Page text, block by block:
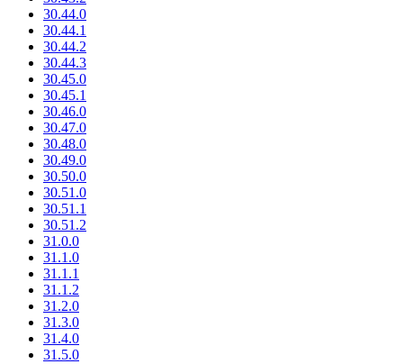
30.44.0
30.44.1
30.44.2
30.44.3
30.45.0
30.45.1
30.46.0
30.47.0
30.48.0
30.49.0
30.50.0
30.51.0
30.51.1
30.51.2
31.0.0
31.1.0
31.1.1
31.1.2
31.2.0
31.3.0
31.4.0
31.5.0